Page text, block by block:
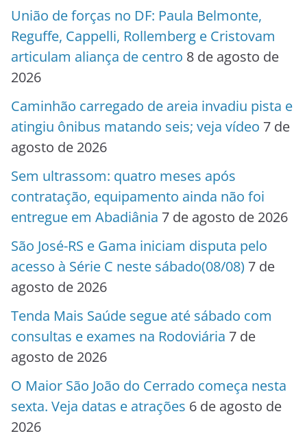
União de forças no DF: Paula Belmonte,
Reguffe, Cappelli, Rollemberg e Cristovam
articulam aliança de centro 8 de agosto de
2026
Caminhão carregado de areia invadiu pista e
atingiu ônibus matando seis; veja vídeo 7 de
agosto de 2026
Sem ultrassom: quatro meses após
contratação, equipamento ainda não foi
entregue em Abadiânia 7 de agosto de 2026
São José-RS e Gama iniciam disputa pelo
acesso à Série C neste sábado(08/08) 7 de
agosto de 2026
Tenda Mais Saúde segue até sábado com
consultas e exames na Rodoviária 7 de
agosto de 2026
O Maior São João do Cerrado começa nesta
sexta. Veja datas e atrações 6 de agosto de
2026